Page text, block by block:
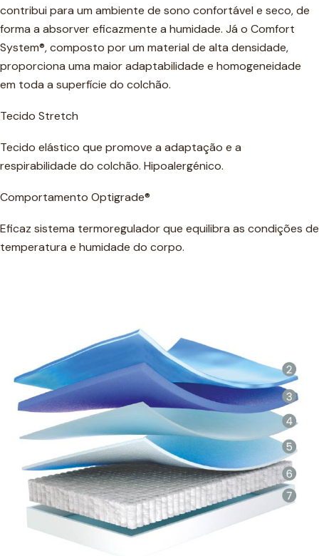
contribui para um ambiente de sono confortável e seco, de
forma a absorver eficazmente a humidade. Já o Comfort
System®, composto por um material de alta densidade,
proporciona uma maior adaptabilidade e homogeneidade
em toda a superfície do colchão.
Tecido Stretch
Tecido elástico que promove a adaptação e a
respirabilidade do colchão. Hipoalergénico.
Comportamento Optigrade®
Eficaz sistema termoregulador que equilibra as condições de
temperatura e humidade do corpo.